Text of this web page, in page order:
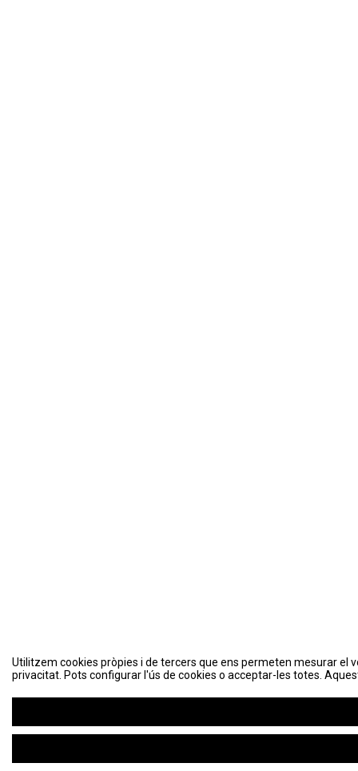
Utilitzem cookies pròpies i de tercers que ens permeten mesurar el
privacitat. Pots configurar l'ús de cookies o acceptar-les totes.
Utilitzem cookies pròpies i de tercers que ens permeten mesurar el
privacitat. Pots configurar l'ús de cookies o acceptar-les totes.